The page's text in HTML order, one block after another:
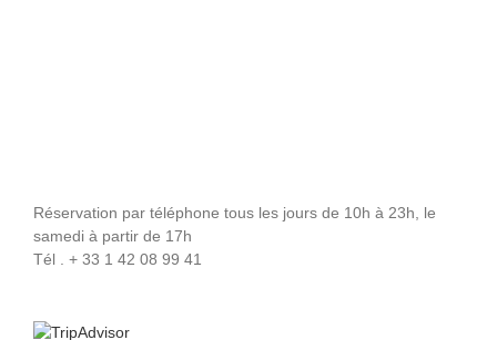
Réservation par téléphone tous les jours de 10h à 23h, le
samedi à partir de 17h
Tél . + 33 1 42 08 99 41